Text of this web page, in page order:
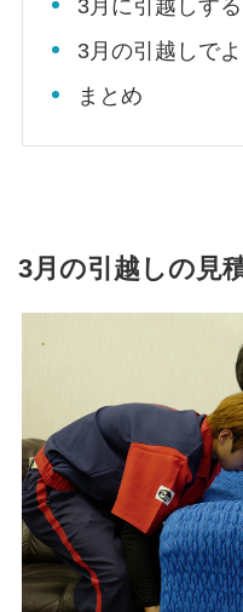
3月に引越しす
3月の引越しで
まとめ
3月の引越しの見